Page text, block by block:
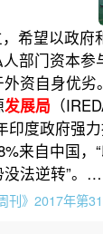
希望以政府
部门资本参
资自身优劣
发展局 （
度政府强力
来自中国，
没法逆转”。
刊》2017年第